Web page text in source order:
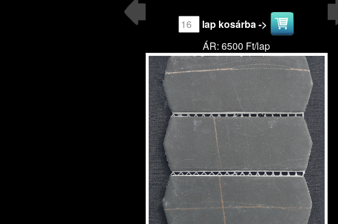
lap kosárba ->
ÁR: 6500 Ft/lap